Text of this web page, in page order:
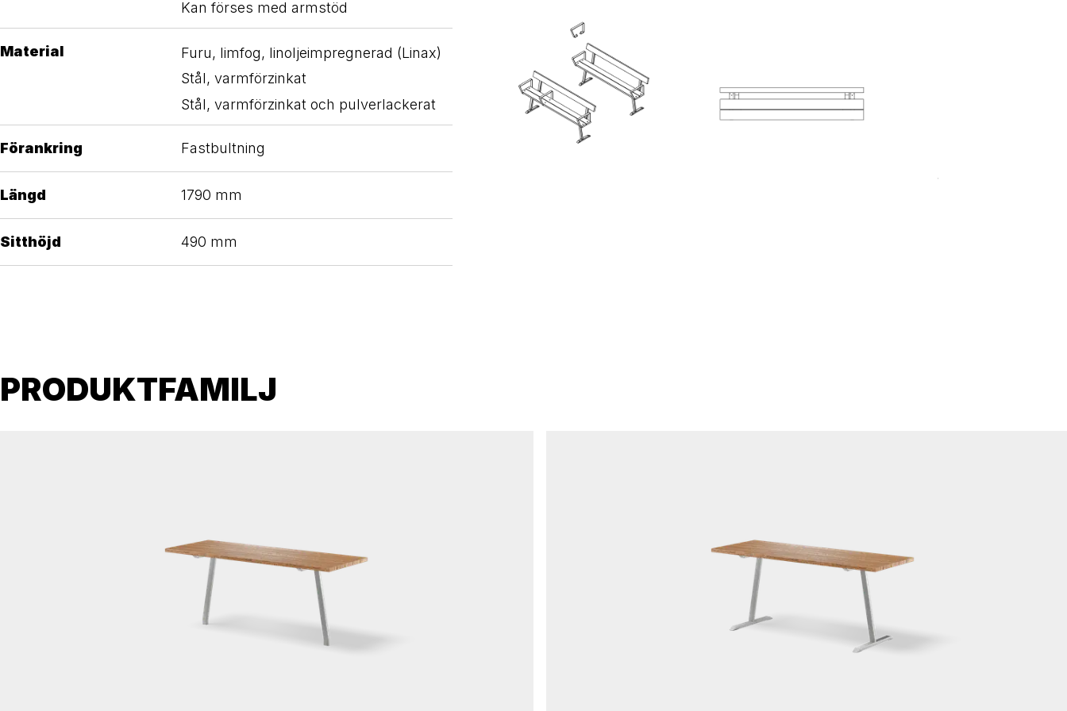
Kan förses med armstöd
Material
Furu, limfog, linoljeimpregnerad (Linax)
Stål, varmförzinkat
Stål, varmförzinkat och pulverlackerat
Förankring Fastbultning
Längd 1790 mm
Sitthöjd 490 mm
PRODUKTFAMILJ